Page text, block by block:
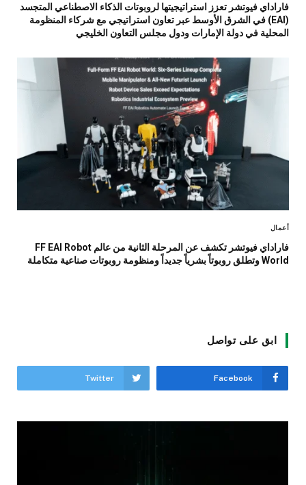
فاراداي فيوتشر تعزز استراتيجيتها لروبوتات الذكاء الاصطناعي المتجسد
(EAI) في الشرق الأوسط عبر تعاون استراتيجي مع شركاء المنظومة
المحلية في دولة الإمارات ودول مجلس التعاون الخليجي
أعمال
فاراداي فيوتشر تكشف عن المرحلة الثانية من عالم FF EAI Robot
World وتطلق روبوتاً بشرياً جديداً ومنظومة روبوتات صناعية متكاملة
ابق على تواصل
Facebook
Twitter